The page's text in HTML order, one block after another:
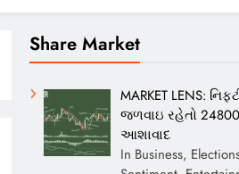
Share Market
MARKET LENS:
જળવાઇ રહેતો
આશાવાદ
In Business,